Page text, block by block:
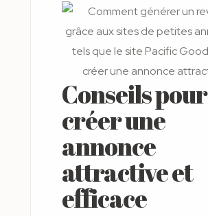
Conseils pour
créer une
annonce
attractive et
efficace